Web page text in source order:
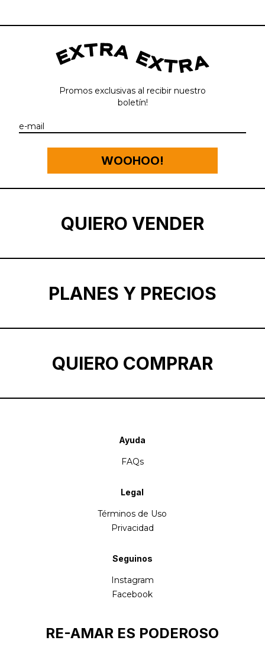
Promos exclusivas al recibir nuestro
boletín!
WOOHOO!
QUIERO VENDER
PLANES Y PRECIOS
QUIERO COMPRAR
RE-AMAR ES PODEROSO
Ayuda
FAQs
Legal
Términos de Uso
Privacidad
Seguinos
Instagram
Facebook